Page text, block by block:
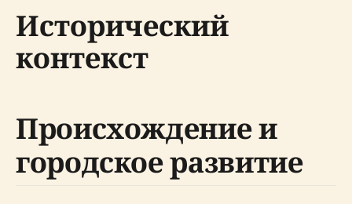
Исторический
контекст
Происхождение и
городское развитие